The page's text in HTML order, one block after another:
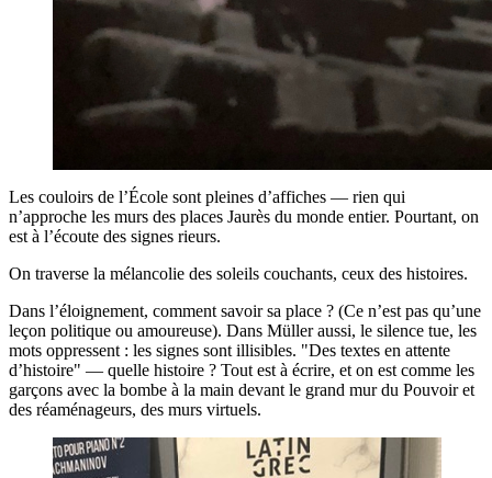
Les couloirs de l’École sont pleines d’affiches — rien qui
n’approche les murs des places Jaurès du monde entier. Pourtant, on
est à l’écoute des signes rieurs.
On traverse la mélancolie des soleils couchants, ceux des histoires.
Dans l’éloignement, comment savoir sa place ? (Ce n’est pas qu’une
leçon politique ou amoureuse). Dans Müller aussi, le silence tue, les
mots oppressent : les signes sont illisibles. "Des textes en attente
d’histoire" — quelle histoire ? Tout est à écrire, et on est comme les
garçons avec la bombe à la main devant le grand mur du Pouvoir et
des réaménageurs, des murs virtuels.